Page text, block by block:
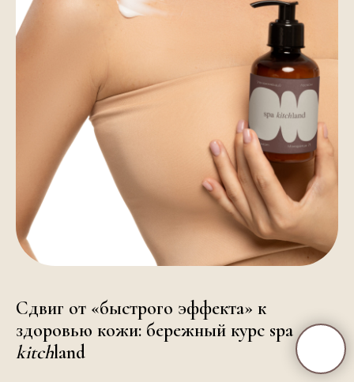
Сдвиг от «быстрого эффекта» к
здоровью кожи: бережный курс spa
kitchland